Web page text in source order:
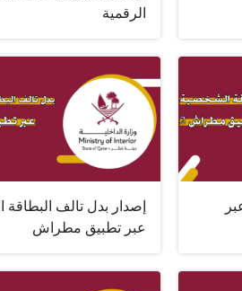
الرقمية
إصدار بدل تالف
عبر تطبيق مطراش